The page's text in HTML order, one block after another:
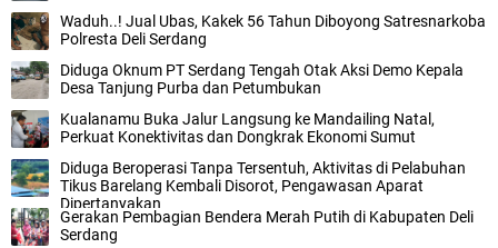
Waduh..! Jual Ubas, Kakek 56 Tahun Diboyong Satresnarkoba
Polresta Deli Serdang
Diduga Oknum PT Serdang Tengah Otak Aksi Demo Kepala
Desa Tanjung Purba dan Petumbukan
Kualanamu Buka Jalur Langsung ke Mandailing Natal,
Perkuat Konektivitas dan Dongkrak Ekonomi Sumut
Diduga Beroperasi Tanpa Tersentuh, Aktivitas di Pelabuhan
Tikus Barelang Kembali Disorot, Pengawasan Aparat
Dipertanyakan
Gerakan Pembagian Bendera Merah Putih di Kabupaten Deli
Serdang